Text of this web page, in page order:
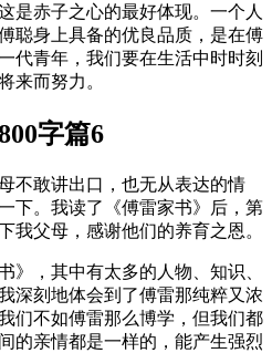
是赤子之心的最好体现。一个人
聪身上具备的优良品质，是在傅
代青年，我们要在生活中时时刻
来而努力。
字篇6
不敢讲出口，也无从表达的情
下。我读了《傅雷家书》后，第
我父母，感谢他们的养育之恩。
》，其中有太多的人物、知识、
深刻地体会到了傅雷那纯粹又浓
们不如傅雷那么博学，但我们都
的亲情都是一样的，能产生强烈